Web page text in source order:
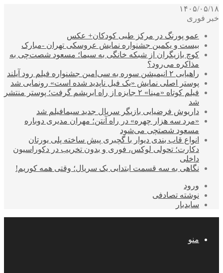
۱۴۰۵/۰۵/۱۸
خبر فوری
عمو پورنگ در مرکز طبی کودکان+ عکس
بیست و یکمین جشنواره نمایش عروسکی تهران -مبارک
کوچ بازیگران از شبکه خانگی به سیما؛ مسعود شصت‌چی به
مذاکره می‌رود؟
راهیابی ۲ انیمیشن سوره به سی‌امین جشنواره فیلم رود آیلند
پوستر اصلی نمایش «یک فیل ناپدید شده است» رونمایی شد
فیلم کوتاه «مینا» ۲ جایزه از راه ابریشم گرفت؛ پوستر منتشر
شد
داریوش فرضیایی بازیگر سریال جدید سیمافیلم شد
«مرد سه هزار چهره» در راه آنتن؛ مهران مدیری دوباره
مسعود شصتچی می‌شود
انواع قاب بندی دیوار با گچبری پیش ساخته پلی یورتان
دکارت؛ تحولی لوکس، فوری و بدون تخریب در دکوراسیون
داخلی
نگاهی به سه قسمت ابتدایی یک سریال؛ وقتی همه کوریم!
ورود
نوشته تصادفی
سایدبار
منو